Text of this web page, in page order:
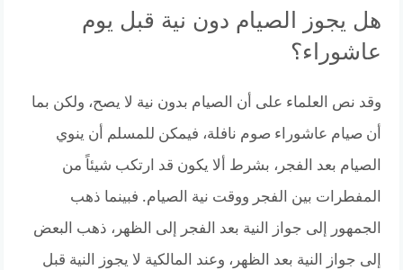
هل يجوز الصيام دون نية قبل يوم
عاشوراء؟
وقد نص العلماء على أن الصيام بدون نية لا يصح، ولكن بما
أن صيام عاشوراء صوم نافلة، فيمكن للمسلم أن ينوي
الصيام بعد الفجر، بشرط ألا يكون قد ارتكب شيئاً من
المفطرات بين الفجر ووقت نية الصيام. فبينما ذهب
الجمهور إلى جواز النية بعد الفجر إلى الظهر، ذهب البعض
إلى جواز النية بعد الظهر، وعند المالكية لا يجوز النية قبل